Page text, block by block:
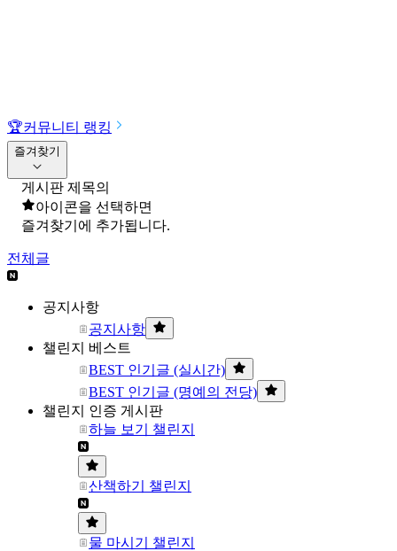
🏆커뮤니티 랭킹
즐겨찾기
게시판 제목의
아이콘을 선택하면
즐겨찾기에 추가됩니다.
전체글
공지사항
공지사항
챌린지 베스트
BEST 인기글 (실시간)
BEST 인기글 (명예의 전당)
챌린지 인증 게시판
하늘 보기 챌린지
산책하기 챌린지
물 마시기 챌린지